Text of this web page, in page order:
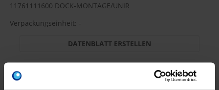
11761111600 DOCK-MONTAGE/UNIR
Verpackungseinheit: -
DATENBLATT ERSTELLEN